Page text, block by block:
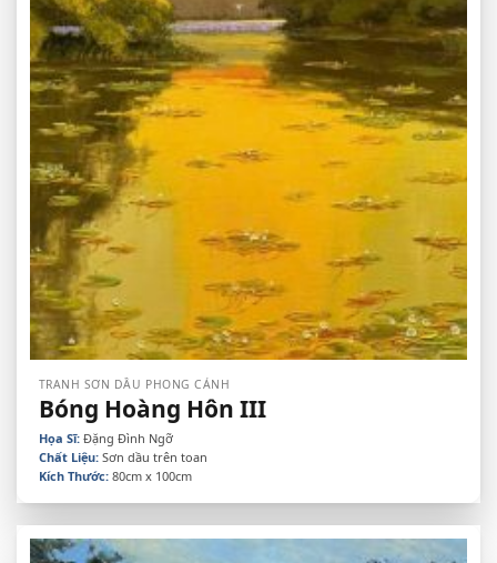
TRANH SƠN DẦU PHONG CẢNH
Bóng Hoàng Hôn III
Họa Sĩ:Đặng Đình Ngỡ
Chất Liệu:Sơn dầu trên toan
Kích Thước:80cm x 100cm